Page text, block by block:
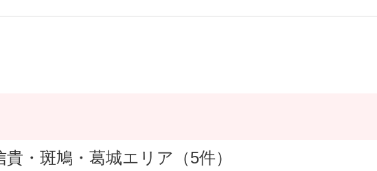
貴・斑鳩・葛城エリア（5件）